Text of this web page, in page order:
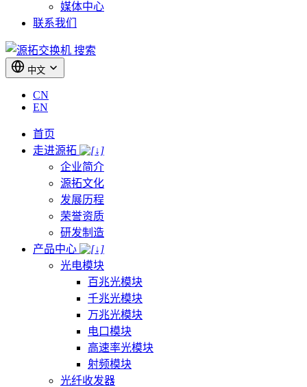
媒体中心
联系我们
搜索
中文
CN
EN
首页
走进源拓
企业简介
源拓文化
发展历程
荣誉资质
研发制造
产品中心
光电模块
百兆光模块
千兆光模块
万兆光模块
电口模块
高速率光模块
射频模块
光纤收发器